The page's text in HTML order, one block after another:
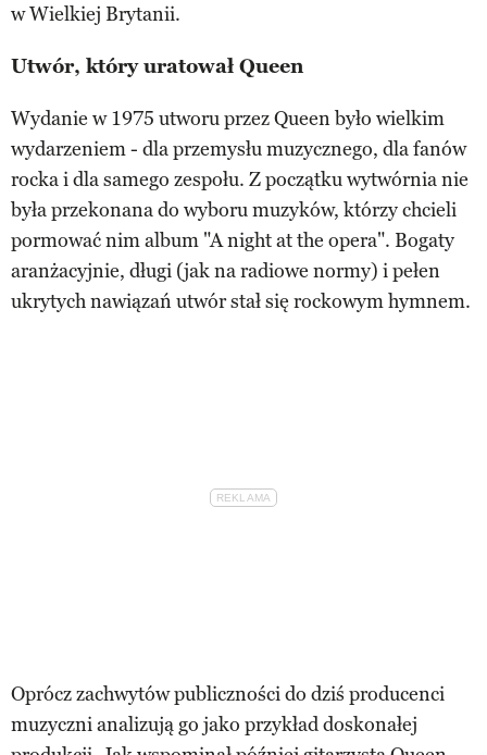
w Wielkiej Brytanii.
Utwór, który uratował Queen
Wydanie w 1975 utworu przez Queen było wielkim
wydarzeniem - dla przemysłu muzycznego, dla fanów
rocka i dla samego zespołu. Z początku wytwórnia nie
była przekonana do wyboru muzyków, którzy chcieli
pormować nim album "A night at the opera". Bogaty
aranżacyjnie, długi (jak na radiowe normy) i pełen
ukrytych nawiązań utwór stał się rockowym hymnem.
Oprócz zachwytów publiczności do dziś producenci
muzyczni analizują go jako przykład doskonałej